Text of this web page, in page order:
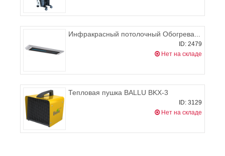
Инфракрасный потолочный Обогреватель Timberk TCH A2 800
ID: 2479
Нет на складе
Тепловая пушка BALLU BKX-3
ID: 3129
Нет на складе